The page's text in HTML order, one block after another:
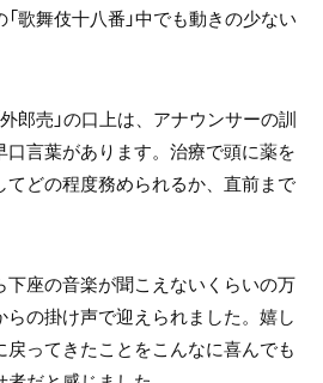
歌舞伎十八番」中でも動きの少ない
郎売」の口上は、アナウンサーの訓
言葉があります。治療で頭に薬を
てどの程度務められるか、直前まで
下座の音楽が聞こえないくらいの万
の掛け声で迎えられました。嬉し
ってきたことをこんなに喜んでも